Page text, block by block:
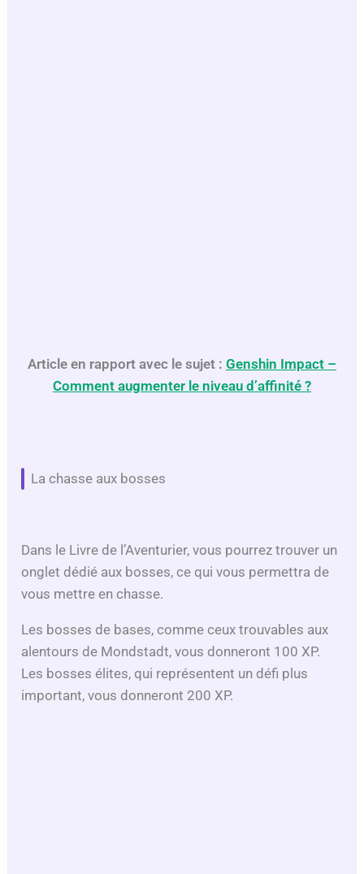
Article en rapport avec le sujet : Genshin Impact –
Comment augmenter le niveau d’affinité ?
La chasse aux bosses
Dans le Livre de l’Aventurier, vous pourrez trouver un
onglet dédié aux bosses, ce qui vous permettra de
vous mettre en chasse.
Les bosses de bases, comme ceux trouvables aux
alentours de Mondstadt, vous donneront 100 XP.
Les bosses élites, qui représentent un défi plus
important, vous donneront 200 XP.